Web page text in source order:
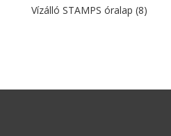
Vízálló STAMPS óralap (8)